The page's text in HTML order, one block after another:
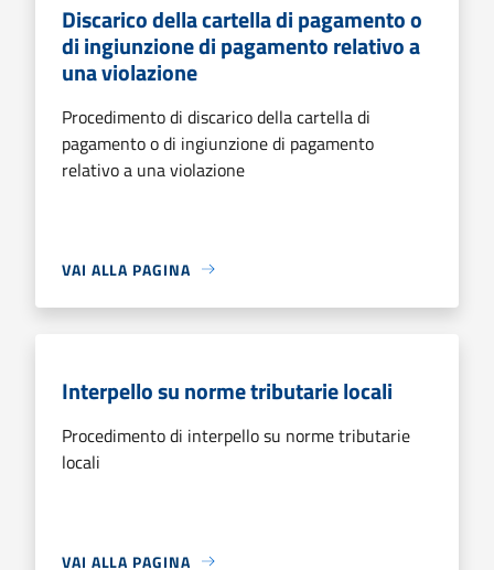
Discarico della cartella di pagamento o
di ingiunzione di pagamento relativo a
una violazione
Procedimento di discarico della cartella di
pagamento o di ingiunzione di pagamento
relativo a una violazione
VAI ALLA PAGINA
Interpello su norme tributarie locali
Procedimento di interpello su norme tributarie
locali
VAI ALLA PAGINA